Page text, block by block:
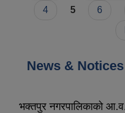
4
5 6
News & Notices
भक्तपुर नगरपालिकाको